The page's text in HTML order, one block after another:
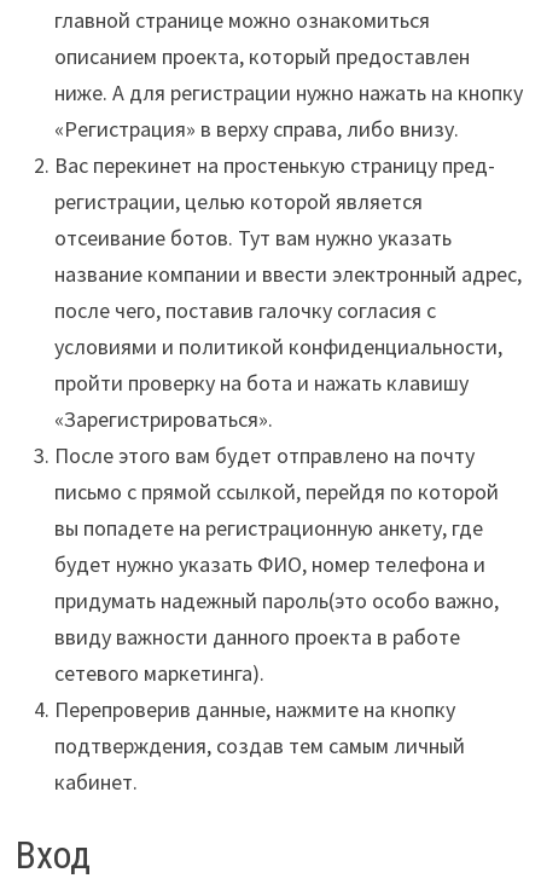
главной странице можно ознакомиться
описанием проекта, который предоставлен
ниже. А для регистрации нужно нажать на кнопку
«Регистрация» в верху справа, либо внизу.
Вас перекинет на простенькую страницу пред-
регистрации, целью которой является
отсеивание ботов. Тут вам нужно указать
название компании и ввести электронный адрес,
после чего, поставив галочку согласия с
условиями и политикой конфиденциальности,
пройти проверку на бота и нажать клавишу
«Зарегистрироваться».
После этого вам будет отправлено на почту
письмо с прямой ссылкой, перейдя по которой
вы попадете на регистрационную анкету, где
будет нужно указать ФИО, номер телефона и
придумать надежный пароль(это особо важно,
ввиду важности данного проекта в работе
сетевого маркетинга).
Перепроверив данные, нажмите на кнопку
подтверждения, создав тем самым личный
кабинет.
Вход